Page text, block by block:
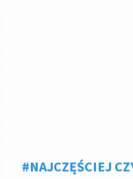
#NAJCZĘŚCIEJ